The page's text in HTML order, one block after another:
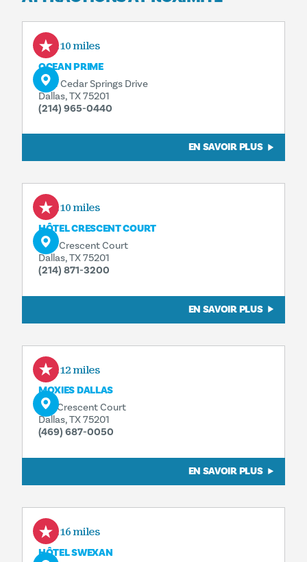
0.10 miles
OCEAN PRIME
2101 Cedar Springs Drive
Dallas, TX 75201
(214) 965-0440
EN SAVOIR PLUS
0.10 miles
HÔTEL CRESCENT COURT
400 Crescent Court
Dallas, TX 75201
(214) 871-3200
EN SAVOIR PLUS
0.12 miles
MOXIES DALLAS
100 Crescent Court
Dallas, TX 75201
(469) 687-0050
EN SAVOIR PLUS
0.16 miles
HÔTEL SWEXAN